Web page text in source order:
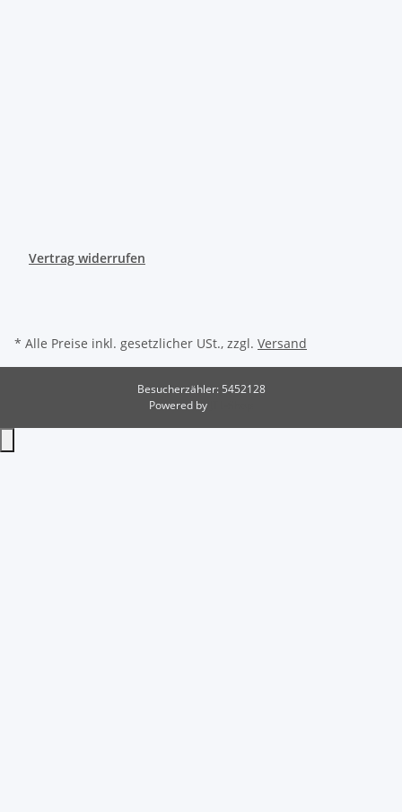
Vertrag widerrufen
* Alle Preise inkl. gesetzlicher USt., zzgl. Versand
Besucherzähler: 5452128
Powered by